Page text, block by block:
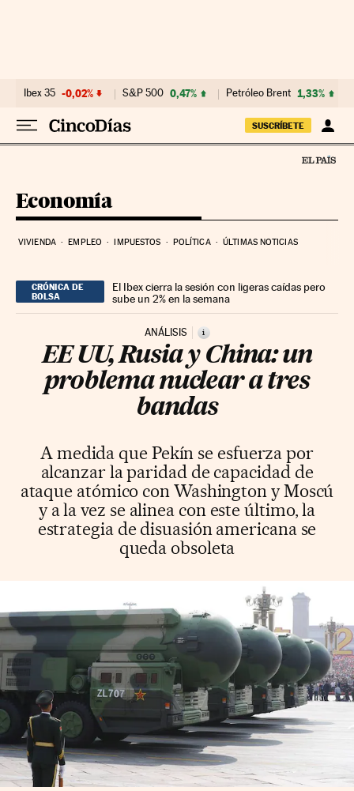
Ibex 35 -0,02% S&P 500 0,47% Petróleo Brent 1,33%
SUSCRÍBETE
Economía
VIVIENDA EMPLEO IMPUESTOS POLÍTICA ÚLTIMAS NOTICIAS
CRÓNICA DE
BOLSA
El Ibex cierra la sesión con ligeras caídas pero
sube un 2% en la semana
ANÁLISIS i
EE UU, Rusia y China: un
problema nuclear a tres
bandas
A medida que Pekín se esfuerza por
alcanzar la paridad de capacidad de
ataque atómico con Washington y Moscú
y a la vez se alinea con este último, la
estrategia de disuasión americana se
queda obsoleta